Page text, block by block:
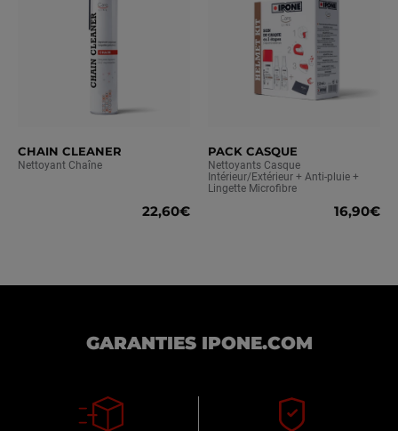
CHAIN CLEANER
Nettoyant Chaîne
22,60€
PACK CASQUE
Nettoyants Casque
Intérieur/Extérieur + Anti-pluie +
Lingette Microfibre
16,90€
GARANTIES IPONE.COM